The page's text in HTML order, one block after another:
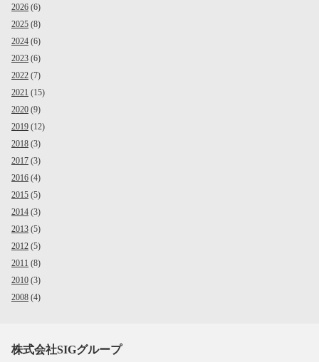
2026 (6)
2025 (8)
2024 (6)
2023 (6)
2022 (7)
2021 (15)
2020 (9)
2019 (12)
2018 (3)
2017 (3)
2016 (4)
2015 (5)
2014 (3)
2013 (5)
2012 (5)
2011 (8)
2010 (3)
2008 (4)
株式会社SIGグループ